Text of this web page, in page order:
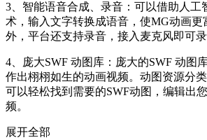
3、智能语音合成、录音：可以借助人工
术，输入文字转换成语音，使MG动画更
外，平台还支持录音，接入麦克风即可录
4、庞大SWF 动图库：庞大的SWF 动图
作出栩栩如生的动画视频。动图资源分
可以轻松找到需要的SWF动图，编辑出
频。
展开全部